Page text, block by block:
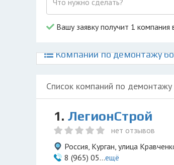
Вашу заявку получит 1 компания
Компании по демонтажу
Список компаний по
1. ЛегионСтрой
нет отзывов
Россия, Курган, улица
8 (965) 05...ещё